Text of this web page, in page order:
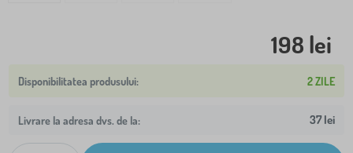
198 lei
2 ZILE
Livrare la adresa dvs. de la: 37 lei